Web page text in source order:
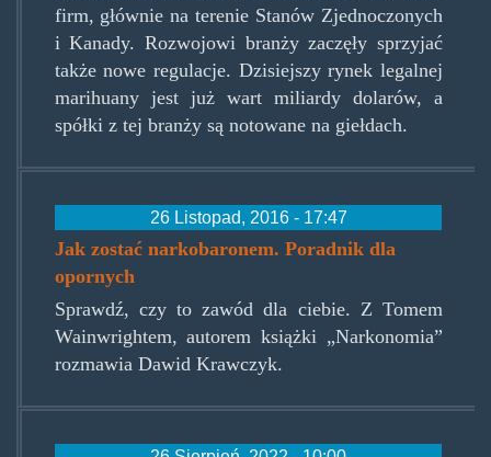
firm, głównie na terenie Stanów Zjednoczonych
i Kanady. Rozwojowi branży zaczęły sprzyjać
także nowe regulacje. Dzisiejszy rynek legalnej
marihuany jest już wart miliardy dolarów, a
spółki z tej branży są notowane na giełdach.
26 Listopad, 2016 - 17:47
Jak zostać narkobaronem. Poradnik dla
opornych
Sprawdź, czy to zawód dla ciebie. Z Tomem
Wainwrightem, autorem książki „Narkonomia”
rozmawia Dawid Krawczyk.